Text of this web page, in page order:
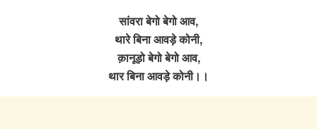
सांवरा बेगो बेगो आव,
थारे बिना आवड़े कोनी,
क़ानूड़ो बेगो बेगो आव,
थार बिना आवड़े कोनी।।